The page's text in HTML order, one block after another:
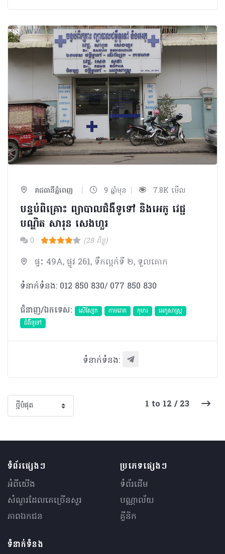
រាជធានីភ្នំពេញ | 9 ឆ្នាំមុន | 7.8K មើល
បន្ទប់ពិគ្រោះ ព្យាបាលជំងឺទូទៅ និងអេកូ វេជ្ជ
បណ្ឌិត សារុន សេងហួរ
0 (28 ពិន្ទុ)
ផ្ទះ 49A, ផ្លូវ 261, ទឹកល្អក់ទី ២, ទួលគោក
ទំនាក់ទំនង: 012 850 830/ 077 850 830
ជំនាញ/ឯកទេស:
សើស្បែក កាមរោគ កុមារ
អេកូសាស្រ្ត
ជំងឺទូទៅ
ទំនាក់ទំនង:
1 to 12 / 23
ទំព័រផ្សេងៗ
អំពីយើង
សំណួរ​ដែលគេ​ច្រើន​សួរ
ភាពឯកជន
ប្រភេទផ្សេងៗ
ទំព័រដើម
បណ្ណាល័យ
គ្លីនិក
ទំនាក់ទំនង